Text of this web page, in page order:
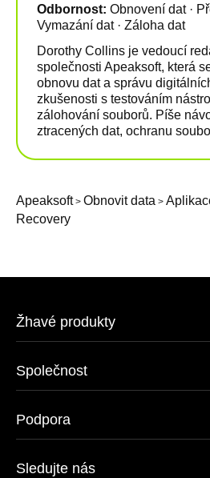
Odbornost: Obnovení dat ·
Vymazání dat · Záloha dat
Dorothy Collins je vedoucí
společnosti Apeaksoft, která
obnovu dat a správu
zkušenosti s testováním
zálohování souborů. Píše
ztracených dat, ochranu
Apeaksoft> Obnovit data >
Recovery
Žhavé produkty
Společnost
Podpora
Sledujte nás